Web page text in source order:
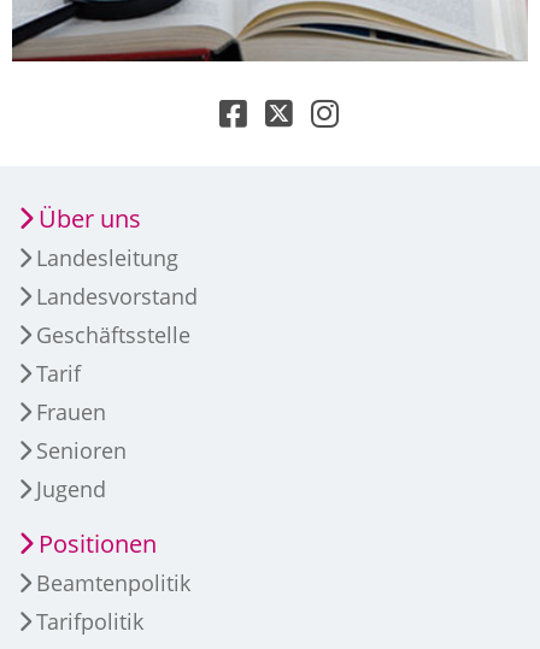
Über uns
Landesleitung
Landesvorstand
Geschäftsstelle
Tarif
Frauen
Senioren
Jugend
Positionen
Beamtenpolitik
Tarifpolitik